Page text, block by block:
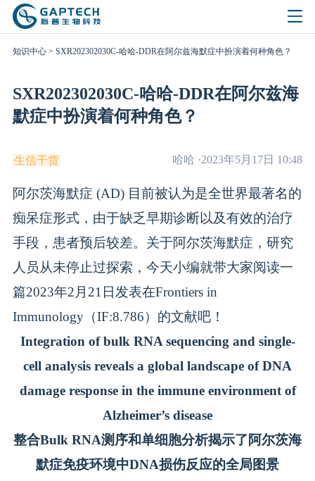
知识中心> SXR202302030C-哈哈-DDR在阿尔兹海默症中扮演着何种角色？
SXR202302030C-哈哈-DDR在阿尔兹海
默症中扮演着何种角色？
生信干货 哈哈 ·2023年5月17日 10:48
阿尔茨海默症 (AD) 目前被认为是全世界最著名的
痴呆症形式，由于缺乏早期诊断以及有效的治疗
手段，患者预后较差。关于阿尔茨海默症，研究
人员从未停止过探索，今天小编就带大家阅读一
篇2023年2月21日发表在Frontiers in
Immunology（IF:8.786）的文献吧！
Integration of bulk RNA sequencing and single-
cell analysis reveals a global landscape of DNA
damage response in the immune environment of
Alzheimer’s disease
整合Bulk RNA测序和单细胞分析揭示了阿尔茨海
默症免疫环境中DNA损伤反应的全局图景